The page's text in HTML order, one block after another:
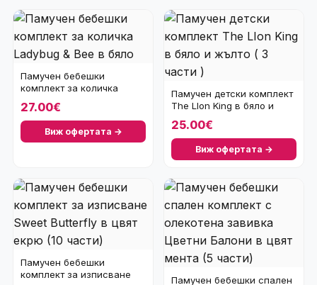
Памучен бебешки
комплект за количка
27.00€
Виж офертата →
Памучен детски комплект
The LIon King в бяло и
25.00€
Виж офертата →
Памучен бебешки
комплект за изписване
Памучен бебешки спален